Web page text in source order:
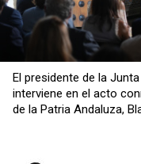
El presidente de la
interviene en el acto
de la Patria Andaluza,